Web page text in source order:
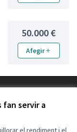
fan servir a
el rendiment i el
50.000 €
Afegir